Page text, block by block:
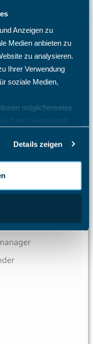
Anzeigen zu
Medien anbieten zu
zu analysieren.
Ihrer Verwendung
soziale Medien,
möglicherweise
ihnen bereitgestellt
Details zeigen
wie hoch sind
ich die Anzahl der
und
keine Zeiten
benötigen meine
eines Mitarbeiters?
Arbeitszeiten und